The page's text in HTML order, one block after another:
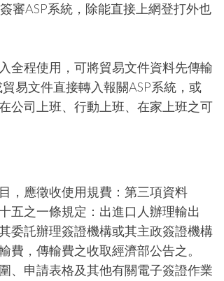
審ASP系統，除能直接上網登打外也
全程使用，可將貿易文件資料先傳輸
易文件直接轉入報關ASP系統，或
公司上班、行動上班、在家上班之可
，應徵收使用規費：第三項資料
五之一條規定：出進口人辦理輸出
委託辦理簽證機構或其主政簽證機構
，傳輸費之收取經濟部公告之。
、申請表格及其他有關電子簽證作業